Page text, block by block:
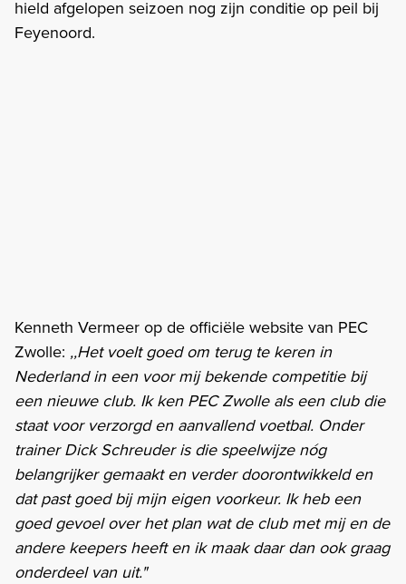
hield afgelopen seizoen nog zijn conditie op peil bij
Feyenoord.
Kenneth Vermeer op de officiële website van PEC
Zwolle: ,,Het voelt goed om terug te keren in
Nederland in een voor mij bekende competitie bij
een nieuwe club. Ik ken PEC Zwolle als een club die
staat voor verzorgd en aanvallend voetbal. Onder
trainer Dick Schreuder is die speelwijze nóg
belangrijker gemaakt en verder doorontwikkeld en
dat past goed bij mijn eigen voorkeur. Ik heb een
goed gevoel over het plan wat de club met mij en de
andere keepers heeft en ik maak daar dan ook graag
onderdeel van uit."